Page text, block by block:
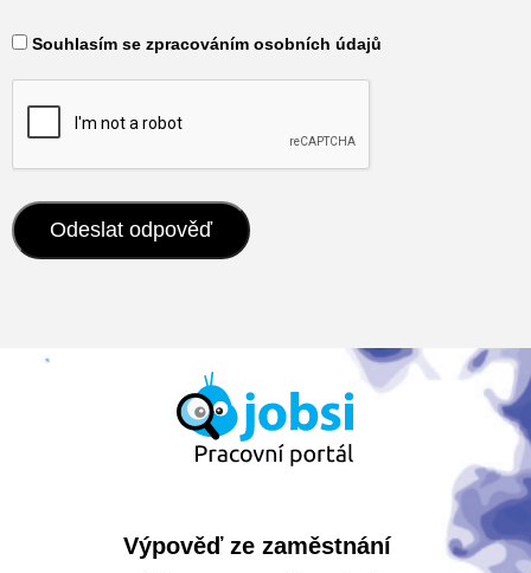
​ Souhlasím se zpracováním osobních údajů
Výpověď ze zaměstnání